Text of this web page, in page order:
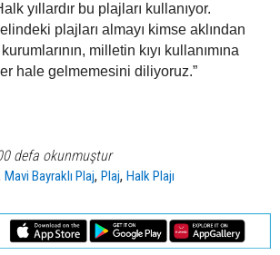
yıllardır bu plajları kullanıyor.
plajları almayı kimse aklından
milletin kıyı kullanımına
hale gelmemesini diliyoruz.”
defa okunmuştur
Mavi Bayraklı Plaj,Plaj,Halk Plajı